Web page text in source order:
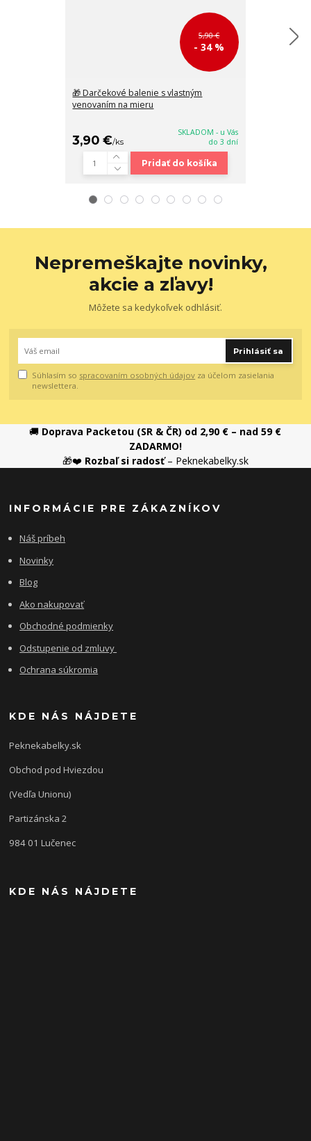
5,90 €
- 34 %
🎁 Darčekové balenie s vlastným
venovaním na mieru
3,90 €/ks
SKLADOM - u Vás
do 3 dní
Pridať do košíka
Nepremeškajte novinky,
akcie a zľavy!
Môžete sa kedykoľvek odhlásiť.
Prihlásiť sa
Súhlasím so spracovaním osobných údajov za účelom zasielania
newslettera.
🚚 Doprava Packetou (SR & ČR) od 2,90 € – nad 59 €
ZADARMO!
🎁❤️ Rozbaľ si radosť– Peknekabelky.sk
INFORMÁCIE PRE ZÁKAZNÍKOV
Náš príbeh
Novinky
Blog
Ako nakupovať
Obchodné podmienky
Odstupenie od zmluvy
Ochrana súkromia
KDE NÁS NÁJDETE
Peknekabelky.sk
Obchod pod Hviezdou
(Vedľa Unionu)
Partizánska 2
984 01 Lučenec
KDE NÁS NÁJDETE